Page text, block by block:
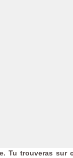
Tu trouveras sur